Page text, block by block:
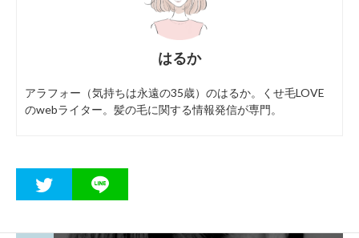
はるか
アラフォー（気持ちは永遠の35歳）のはるか。くせ毛LOVE
のwebライター。髪の毛に関する情報発信が専門。